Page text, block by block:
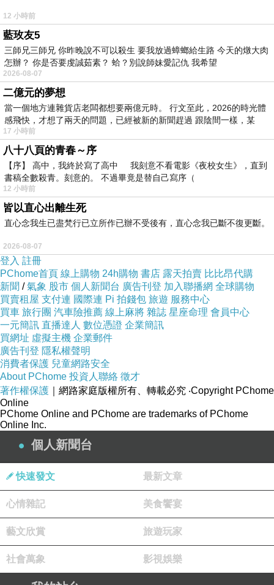
色，越白越好，表示精力越壯。
正常1>寒底型 無半月痕為寒底型。
少，表示精力越差，這種人的臟腑功能低下，
氣血運行緩慢，容易疲勞乏力，精神不振，吸
收功能差，面色蒼白，手腳厥冷，心驚，嗜
睡，容易感冒，反覆感冒，精力衰退，體質下
降，甚則痰濕停滯、氣滯血瘀、痰濕結節、腫
瘤。2>熱底型 連小指也有半月痕者，半月痕
增大均屬熱底型。這種人的臟腑功能強壯身體
素質較好。 但在病理情況下，則是陽氣偏盛，
臟腑功能亢進。 可見面紅，上火，煩躁，便
秘，易怒，口幹，食量大，不怕冷，好動，甚
國卡宴
素 春藥 日本藤素正品 催情性藥 日本藤素 屈臣氏日本藤素 日本藤
素如何吸引臺灣男人 臺灣屈臣氏日本藤素 日本藤素藥局
3>寒热交替型(阴阳失调型)半月痕的边界模糊
不清，颜色逐渐接近甲体颜色者，属寒热交错
型或阴阳失调型。寒热交替型提示人体内有阴
阳偏盛衰的变化，寒热的变化可因保养的不同
而异。 所谓“精足人壮(半月痕足)，精弱人病(半
月痕变色)，精少人老(半月痕少)，精尽人亡”。
无半月痕的人即使暂时无病，也需要迅速补养
身体。特别是只剩下拇指有半月痕时，体内正
在告诉你已经用“底油”了，需赶快加“油”了!
保健建议：精力的补充要靠优质中性蛋白质，
如奶类、蛋类、豆类、鱼类和黑色性食物、种
子性、胚胎性食物，只要保证营养，坚持保
养，一般1个半月就在一个指甲长出，通常是
先长拇指，以后依次食指、中指、环指、小
12 小時前
藍玫友5
三師兄三師兄 你昨晚說不可以殺生 要我放過蟑螂給生路 今天的燉大肉
怎辦？ 你是否要虔誠茹素？ 蛤？別說師妹愛記仇 我希望
2026-08-07
二億元的夢想
當一個地方連雜貨店老闆都想要兩億元時。 行文至此，2026的時光體
感飛快，才想了兩天的問題，已經被新的新聞趕過 跟陰間一樣，某
17 小時前
八十八頁的青春～序
【序】 高中，我終於寫了高中 我刻意不看電影《夜校女生》，直到
書稿全數殺青。刻意的。 不過畢竟是替自己寫序（
12 小時前
皆以直心出離生死
直心念我生已盡梵行已立所作已辦不受後有，直心念我已斷不復更斷。
2026-08-07
登入 註冊
PChome首頁 線上購物 24h購物 書店 露天拍賣 比比昂代購
新聞 /氣象 股市 個人新聞台 廣告刊登 加入聯播網 全球購物
買賣租屋 支付連 國際連 Pi 拍錢包 旅遊 服務中心
買車 旅行團 汽車險推薦 線上麻將 雜誌 星座命理 會員中心
一元簡訊 直播達人 數位憑證 企業簡訊
買網址 虛擬主機 企業郵件
廣告刊登 隱私權聲明
消費者保護 兒童網路安全
About PChome 投資人聯絡 徵才
著作權保護 ｜網路家庭版權所有、轉載必究 ‧Copyright PChome
Online
PChome Online and PChome are trademarks of PChome
Online Inc.
個人新聞台
快速發文 最新文章
心情雜記 美食饗宴
藝文欣賞 旅遊玩家
社會萬象 影視娛樂